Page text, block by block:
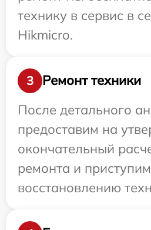
технику в сервис в
Hikmicro.
3
Ремонт техники
После детального
предоставим на
окончательный
ремонта и
восстановлению